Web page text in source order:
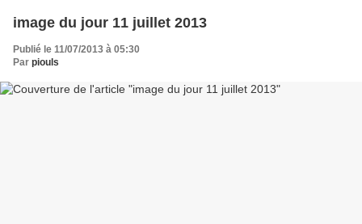
image du jour 11 juillet 2013
Publié le 11/07/2013 à 05:30
Par piouls